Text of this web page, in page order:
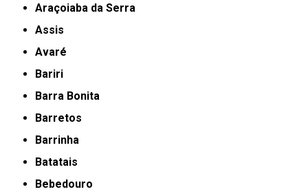
Araçoiaba da Serra
Assis
Avaré
Bariri
Barra Bonita
Barretos
Barrinha
Batatais
Bebedouro